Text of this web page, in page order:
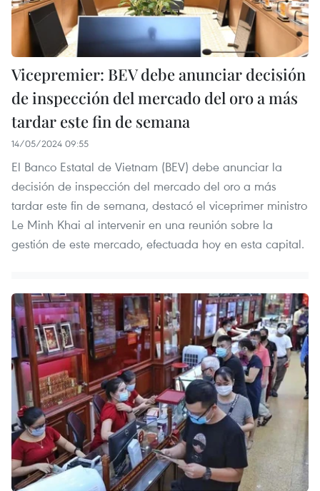
Vicepremier: BEV debe anunciar decisión
de inspección del mercado del oro a más
tardar este fin de semana
14/05/2024 09:55
El Banco Estatal de Vietnam (BEV) debe anunciar la
decisión de inspección del mercado del oro a más
tardar este fin de semana, destacó el viceprimer ministro
Le Minh Khai al intervenir en una reunión sobre la
gestión de este mercado, efectuada hoy en esta capital.